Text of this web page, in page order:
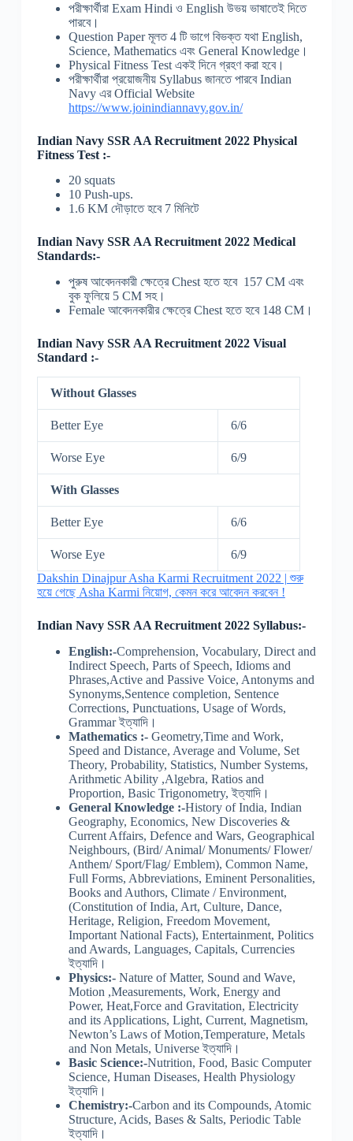
পরীক্ষার্থীরা Exam Hindi ও English উভয় ভাষাতেই দিতে
পারবে।
Question Paper মূলত 4 টি ভাগে বিভক্ত যথা English,
Science, Mathematics এবং General Knowledge।
Physical Fitness Test একই দিনে গ্রহণ করা হবে।
পরীক্ষার্থীরা প্রয়োজনীয় Syllabus জানতে পারবে Indian
Navy এর Official Website
https://www.joinindiannavy.gov.in/
Indian Navy SSR AA Recruitment 2022 Physical
Fitness Test :-
20 squats
10 Push-ups.
1.6 KM দৌড়াতে হবে 7 মিনিটে
Indian Navy SSR AA Recruitment 2022 Medical
Standards:-
পুরুষ আবেদনকারী ক্ষেত্রে Chest হতে হবে 157 CM এবং
বুক ফুলিয়ে 5 CM সহ।
Female আবেদনকারীর ক্ষেত্রে Chest হতে হবে 148 CM।
Indian Navy SSR AA Recruitment 2022 Visual
Standard :-
Without Glasses
Better Eye 6/6
Worse Eye 6/9
With Glasses
Better Eye 6/6
Worse Eye
6/9
Dakshin Dinajpur Asha Karmi Recruitment 2022 | শুরু
হয়ে গেছে Asha Karmi নিয়োগ, কেমন করে আবেদন করবেন !
Indian Navy SSR AA Recruitment 2022 Syllabus:-
English:-Comprehension, Vocabulary, Direct and
Indirect Speech, Parts of Speech, Idioms and
Phrases,Active and Passive Voice, Antonyms and
Synonyms,Sentence completion, Sentence
Corrections, Punctuations, Usage of Words,
Grammar ইত্যাদি।
Mathematics :- Geometry,Time and Work,
Speed and Distance, Average and Volume, Set
Theory, Probability, Statistics, Number Systems,
Arithmetic Ability ,Algebra, Ratios and
Proportion, Basic Trigonometry, ইত্যাদি।
General Knowledge :-History of India, Indian
Geography, Economics, New Discoveries &
Current Affairs, Defence and Wars, Geographical
Neighbours, (Bird/ Animal/ Monuments/ Flower/
Anthem/ Sport/Flag/ Emblem), Common Name,
Full Forms, Abbreviations, Eminent Personalities,
Books and Authors, Climate / Environment,
(Constitution of India, Art, Culture, Dance,
Heritage, Religion, Freedom Movement,
Important National Facts), Entertainment, Politics
and Awards, Languages, Capitals, Currencies
ইত্যাদি।
Physics:-Nature of Matter, Sound and Wave,
Motion ,Measurements, Work, Energy and
Power, Heat,Force and Gravitation, Electricity
and its Applications, Light, Current, Magnetism,
Newton’s Laws of Motion,Temperature, Metals
and Non Metals, Universe ইত্যাদি।
Basic Science:-Nutrition, Food, Basic Computer
Science, Human Diseases, Health Physiology
ইত্যাদি।
Chemistry:-Carbon and its Compounds, Atomic
Structure, Acids, Bases & Salts, Periodic Table
ইত্যাদি।